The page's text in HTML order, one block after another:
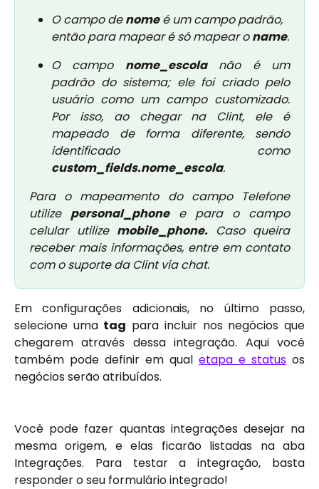
O campo de nome é um campo padrão,
então para mapear é só mapear o name.
O campo nome_escolanão é um
padrão do sistema; ele foi criado pelo
usuário como um campo customizado.
Por isso, ao chegar na Clint, ele é
mapeado de forma diferente, sendo
identificado como
custom_fields.nome_escola.
Para o mapeamento do campo Telefone
utilize personal_phonee para o campo
celular utilize mobile_phone. Caso queira
receber mais informações, entre em contato
com o suporte da Clint via chat.
Em configurações adicionais, no último passo,
selecione uma tag para incluir nos negócios que
chegarem através dessa integração. Aqui você
também pode definir em qual etapa e status os
negócios serão atribuídos.
Você pode fazer quantas integrações desejar na
mesma origem, e elas ficarão listadas na aba
Integrações. Para testar a integração, basta
responder o seu formulário integrado!